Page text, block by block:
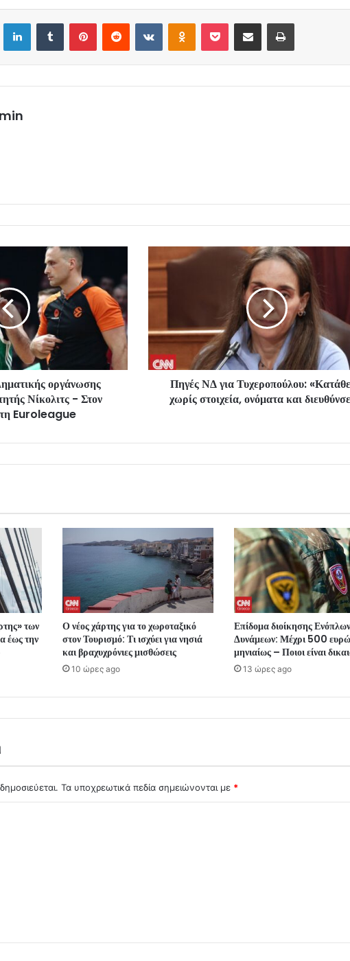
LinkedInTumblr PinterestReddit VKontakteOdnoklassniki
Pocket Share via Email Print
οργάνωσης
Νίκολιτς - Στον
τη Euroleague
Πηγές ΝΔ για Τυχεροπούλου:
χωρίς στοιχεία, ονόματα και
των
έως την
Ο νέος χάρτης για το χωροταξικό
στον Τουρισμό: Τι ισχύει για νησιά
και βραχυχρόνιες μισθώσεις
10 ώρες ago
Επίδομα διοίκησης Ενόπλων
Δυνάμεων: Μέχρι 500 ευρώ
μηνιαίως – Ποιοι είναι
13 ώρες ago
Τα υποχρεωτικά πεδία σημειώνονται με *